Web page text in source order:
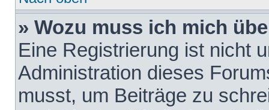
» Wozu muss ich mich
Eine Registrierung ist nicht
Administration dieses
musst, um Beiträge zu